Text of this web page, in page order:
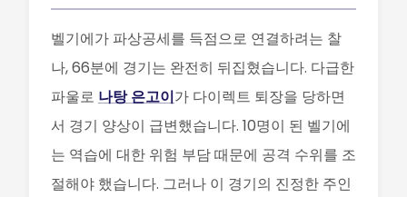
벨기에가 파상공세를 득점으로 연결하려는 찰
나, 66분에 경기는 완전히 뒤집혔습니다. 다급한
파울로 나탕 은고이가 다이렉트 퇴장을 당하면
서 경기 양상이 급변했습니다. 10명이 된 벨기에
는 역습에 대한 위험 부담 때문에 공격 수위를 조
절해야 했습니다. 그러나 이 경기의 진정한 주인